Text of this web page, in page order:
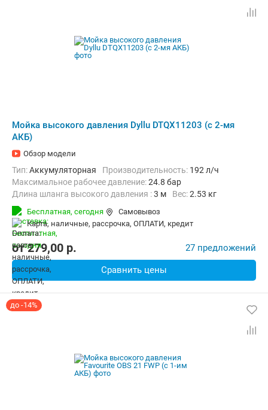
Мойка высокого давления Dyllu DTQX11203 (с 2-мя
АКБ)
Обзор модели
Тип:Аккумуляторная Производительность: 192 л/ч
Максимальное рабочее давление:24.8 бар
Длина шланга высокого давления :3 м Вес:2.53 кг
Бесплатная, сегодня
Самовывоз
карта, наличные, рассрочка, ОПЛАТИ, кредит
от279,00 p. 27 предложений
Сравнить цены
до -14%